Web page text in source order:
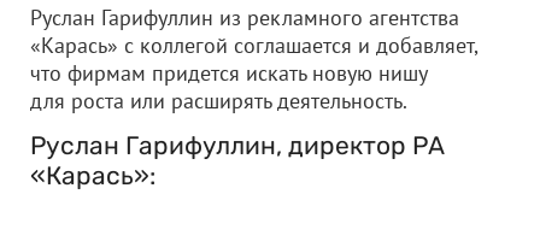
Руслан Гарифуллин из рекламного агентства
«Карась» с коллегой соглашается и добавляет,
что фирмам придется искать новую нишу
для роста или расширять деятельность.
Руслан Гарифуллин, директор РА
«Карась»: